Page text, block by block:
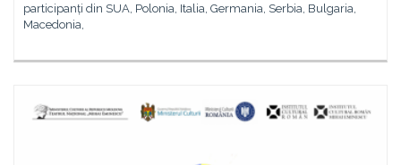
participanți din SUA, Polonia, Italia, Germania, Serbia, Bulgaria,
Macedonia,